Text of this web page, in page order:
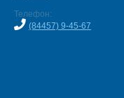
Телефон:
(84457) 9-45-67